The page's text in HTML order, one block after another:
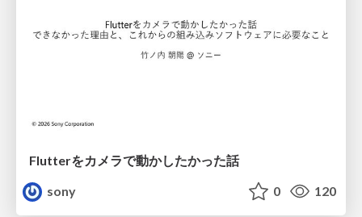
Flutterをカメラで動かしたかった話
sony
0 120